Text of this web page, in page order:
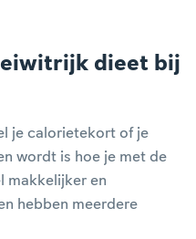
eiwitrijk dieet bij
je calorietekort of je
wordt is hoe je met de
makkelijker en
hebben meerdere